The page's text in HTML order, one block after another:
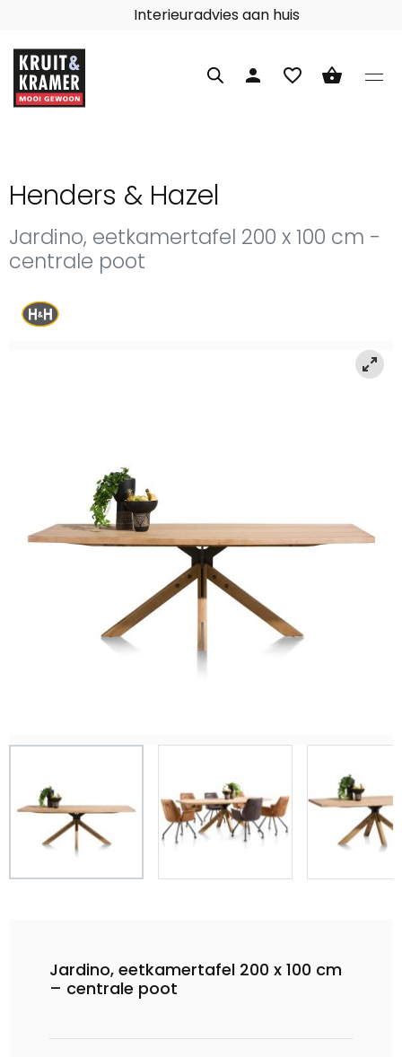
Interieuradvies aan huis
person favorite_border shopping_basket
Henders & Hazel
Jardino, eetkamertafel 200 x 100 cm -
centrale poot
Jardino, eetkamertafel 200 x 100 cm
– centrale poot